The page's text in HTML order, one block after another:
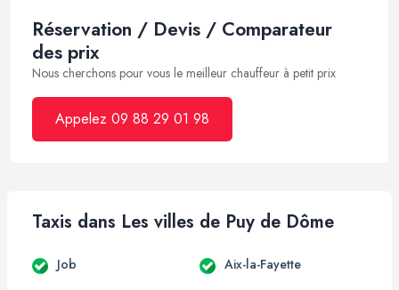
Réservation / Devis / Comparateur
des prix
Nous cherchons pour vous le meilleur chauffeur à petit prix
Appelez 09 88 29 01 98
Taxis dans Les villes de Puy de Dôme
Job Aix-la-Fayette